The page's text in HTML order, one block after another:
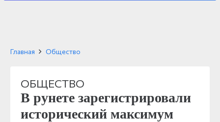
Главная Общество
ОБЩЕСТВО
В рунете зарегистрировали
исторический максимум